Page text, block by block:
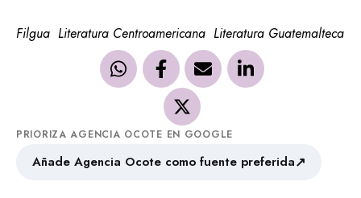
Filgua Literatura Centroamericana Literatura Guatemalteca
PRIORIZA AGENCIA OCOTE EN GOOGLE
Añade Agencia Ocote como fuente preferida↗